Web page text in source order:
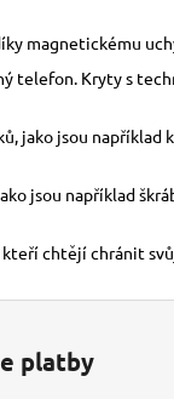
magnetickému
telefon. Kryty s
jsou
jsou například
chtějí chránit
platby